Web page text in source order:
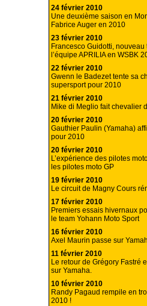
24 février 2010
Une deuxième saison en
Fabrice Auger en 2010
23 février 2010
Francesco Guidotti,
l’équipe APRILIA en WSBK
22 février 2010
Gwenn le Badezet tente sa
supersport pour 2010
21 février 2010
Mike di Meglio fait chevalier
20 février 2010
Gauthier Paulin (Yamaha)
pour 2010
20 février 2010
L’expérience des pilotes
les pilotes moto GP
19 février 2010
Le circuit de Magny Cours
17 février 2010
Premiers essais hivernaux
le team Yohann Moto Sport
16 février 2010
Axel Maurin passe sur
11 février 2010
Le retour de Grégory Fastré
sur Yamaha.
10 février 2010
Randy Pagaud rempile en
2010 !